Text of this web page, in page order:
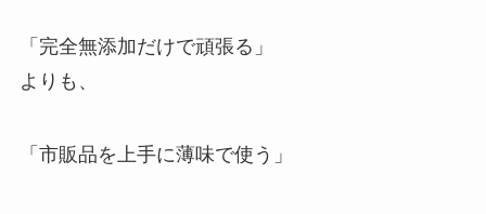
「完全無添加だけで頑張る」
よりも、
「市販品を上手に薄味で使う」